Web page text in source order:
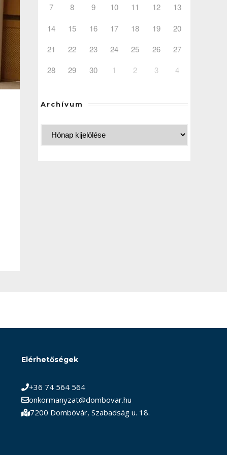
7
8 9 10 11 12
13
14
15 16 17 18 19
20
21
22 23 24 25 26
27
28
29 30 1 2 3 4
Archívum
Elérhetőségek
+36 74 564 564
onkormanyzat@dombovar.hu
7200 Dombóvár, Szabadság u. 18.